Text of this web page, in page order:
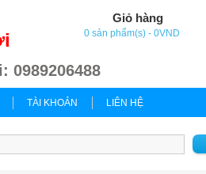
Giỏ hàng
0 sản phẩm(s) - 0VND
0989206488
TÀI KHOẢN LIÊN HỆ